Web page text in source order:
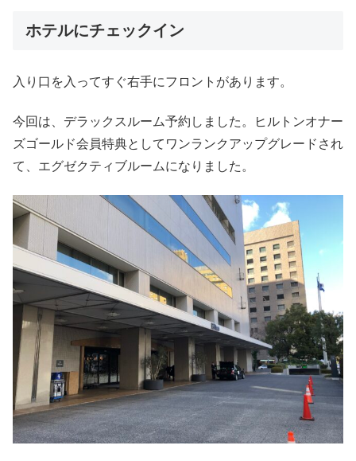
ホテルにチェックイン
入り口を入ってすぐ右手にフロントがあります。
今回は、デラックスルーム予約しました。ヒルトンオナー
ズゴールド会員特典としてワンランクアップグレードされ
て、エグゼクティブルームになりました。